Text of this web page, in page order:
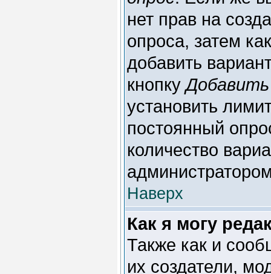
нет прав на
опроса, затем
добавить
кнопку
установить
постоянный
количество
Наверх
Как я могу
Также как и
их создатели,